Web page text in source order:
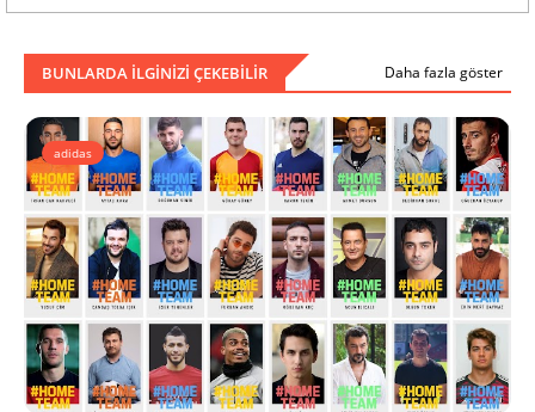
BUNLARDA ILGINIZI ÇEKEBILIR Daha fazla göster
adidas